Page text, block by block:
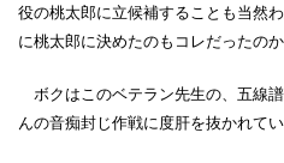
役の桃太郎に立候補することも当然
に桃太郎に決めたのもコレだったのか
ボクはこのベテラン先生の、五線
んの音痴封じ作戦に度肝を抜かれてい